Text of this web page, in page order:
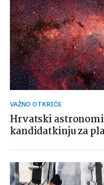
VAŽNO OTKRIĆE
Hrvatski
kandidatkinju za